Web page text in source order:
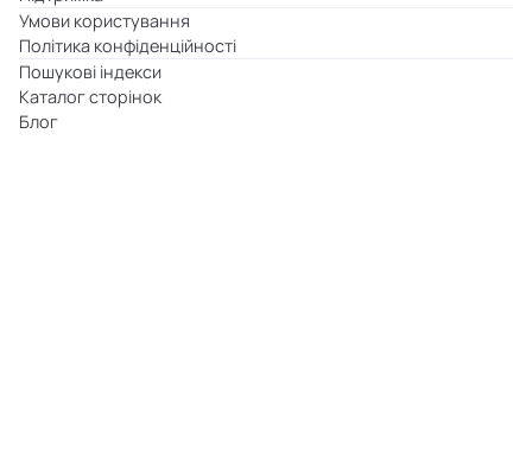
Умови користування
Політика конфіденційності
Пошукові індекси
Каталог сторінок
Блог